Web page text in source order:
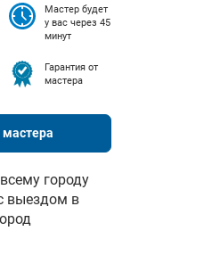
Мастер будет
у вас через 45
минут
Гарантия от
мастера
городу
выездом в